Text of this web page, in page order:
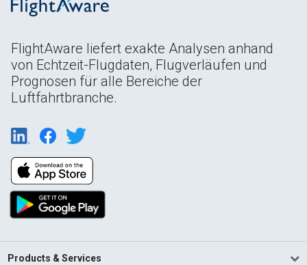
FlightAware liefert exakte Analysen anhand
von Echtzeit-Flugdaten, Flugverläufen und
Prognosen für alle Bereiche der
Luftfahrtbranche.
Products & Services